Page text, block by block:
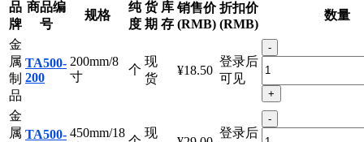
价格与基本信息
品
牌
商品编
纯 货 库 销售价 折扣价
金
属
制
品
TA500-
200mm/8
现
登录后
-
金